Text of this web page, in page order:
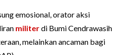
emosional, orator aksi
militerdi Bumi Cendrawasih
melainkan ancaman bagi